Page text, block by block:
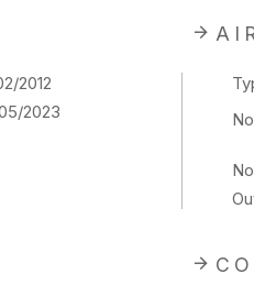
2012
2023